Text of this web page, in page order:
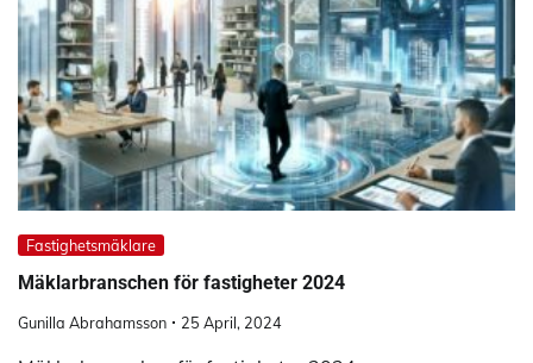
Fastighetsmäklare
Mäklarbranschen för fastigheter 2024
Gunilla Abrahamsson 25 April, 2024